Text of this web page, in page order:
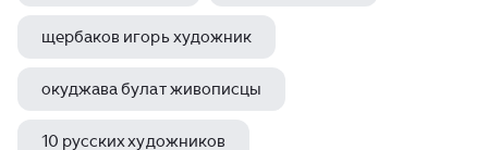
щербаков игорь художник
окуджава булат живописцы
10 русских художников